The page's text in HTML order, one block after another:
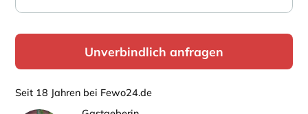
Unverbindlich anfragen
Seit 18 Jahren bei Fewo24.de